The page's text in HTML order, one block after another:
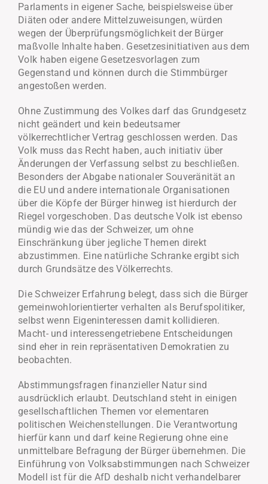
Parlaments in eigener Sache, beispielsweise über
Diäten oder andere Mittelzuweisungen, würden
wegen der Überprüfungsmöglichkeit der Bürger
maßvolle Inhalte haben. Gesetzesinitiativen aus dem
Volk haben eigene Gesetzesvorlagen zum
Gegenstand und können durch die Stimmbürger
angestoßen werden.
Ohne Zustimmung des Volkes darf das Grundgesetz
nicht geändert und kein bedeutsamer
völkerrechtlicher Vertrag geschlossen werden. Das
Volk muss das Recht haben, auch initiativ über
Änderungen der Verfassung selbst zu beschließen.
Besonders der Abgabe nationaler Souveränität an
die EU und andere internationale Organisationen
über die Köpfe der Bürger hinweg ist hierdurch der
Riegel vorgeschoben. Das deutsche Volk ist ebenso
mündig wie das der Schweizer, um ohne
Einschränkung über jegliche Themen direkt
abzustimmen. Eine natürliche Schranke ergibt sich
durch Grundsätze des Völkerrechts.
Die Schweizer Erfahrung belegt, dass sich die Bürger
gemeinwohlorientierter verhalten als Berufspolitiker,
selbst wenn Eigeninteressen damit kollidieren.
Macht- und interessengetriebene Entscheidungen
sind eher in rein repräsentativen Demokratien zu
beobachten.
Abstimmungsfragen finanzieller Natur sind
ausdrücklich erlaubt. Deutschland steht in einigen
gesellschaftlichen Themen vor elementaren
politischen Weichenstellungen. Die Verantwortung
hierfür kann und darf keine Regierung ohne eine
unmittelbare Befragung der Bürger übernehmen. Die
Einführung von Volksabstimmungen nach Schweizer
Modell ist für die AfD deshalb nicht verhandelbarer